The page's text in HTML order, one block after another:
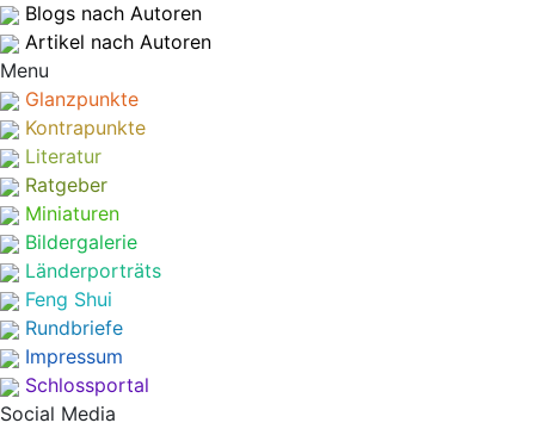
Blogs nach Autoren
Artikel nach Autoren
Menu
Glanzpunkte
Kontrapunkte
Literatur
Ratgeber
Miniaturen
Bildergalerie
Länderporträts
Feng Shui
Rundbriefe
Impressum
Schlossportal
Social Media